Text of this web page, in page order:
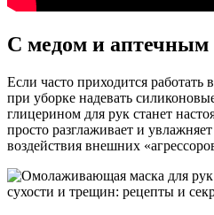
С медом и аптечным
Если часто приходится
при уборке надевать
глицерином для рук станет
просто разглаживает и
воздействия внешних